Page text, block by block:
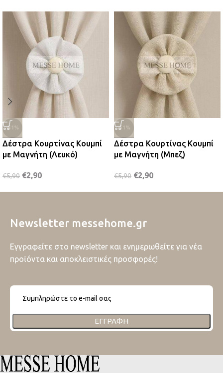
-51%
Δέστρα Κουρτίνας Κουμπί
με Μαγνήτη (Λευκό)
€5,90 €2,90
-51%
Δέστρα Κουρτίνας Κουμπί
με Μαγνήτη (Μπεζ)
€5,90 €2,90
Newsletter messehome.gr
Εγγραφείτε στο newsletter και ενημερωθείτε για νέα
προϊόντα και αποκλειστικές προσφορές!
ΕΓΓΡΑΦΉ